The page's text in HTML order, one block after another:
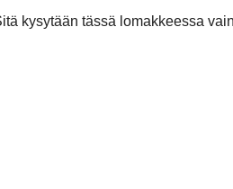
kysytään tässä lomakkeessa